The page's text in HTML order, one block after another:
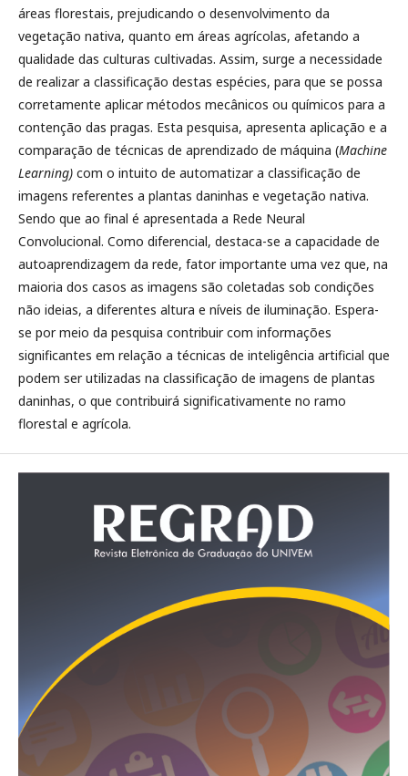
áreas florestais, prejudicando o desenvolvimento da
vegetação nativa, quanto em áreas agrícolas, afetando a
qualidade das culturas cultivadas. Assim, surge a necessidade
de realizar a classificação destas espécies, para que se possa
corretamente aplicar métodos mecânicos ou químicos para a
contenção das pragas. Esta pesquisa, apresenta aplicação e a
comparação de técnicas de aprendizado de máquina (Machine
Learning) com o intuito de automatizar a classificação de
imagens referentes a plantas daninhas e vegetação nativa.
Sendo que ao final é apresentada a Rede Neural
Convolucional. Como diferencial, destaca-se a capacidade de
autoaprendizagem da rede, fator importante uma vez que, na
maioria dos casos as imagens são coletadas sob condições
não ideias, a diferentes altura e níveis de iluminação. Espera-
se por meio da pesquisa contribuir com informações
significantes em relação a técnicas de inteligência artificial que
podem ser utilizadas na classificação de imagens de plantas
daninhas, o que contribuirá significativamente no ramo
florestal e agrícola.